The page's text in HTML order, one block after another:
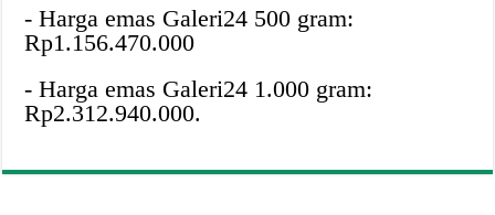
‎- Harga emas Galeri24 500 gram:
Rp1.156.470.000
‎- Harga emas Galeri24 1.000 gram:
Rp2.312.940.000.